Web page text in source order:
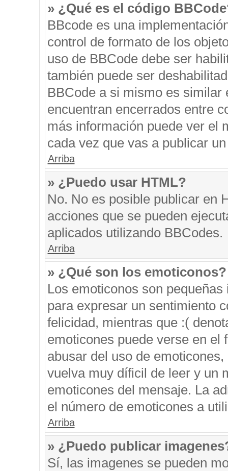
» ¿Qué es el código
BBcode es una
control de formato de los
uso de BBCode debe ser
también puede ser
BBCode a si mismo es
encuentran encerrados entre
más información puede ver el
cada vez que vas a publicar
Arriba
» ¿Puedo usar HTML?
No. No es posible publicar en
acciones que se pueden
aplicados utilizando BBCodes.
Arriba
» ¿Qué son los emoticonos?
Los emoticonos son
para expresar un sentimiento
felicidad, mientras que :(
emoticones puede verse en el
abusar del uso de
vuelva muy díficil de leer y un
emoticones del mensaje. La
el número de emoticones a
Arriba
» ¿Puedo publicar
Sí, las imagenes se pueden